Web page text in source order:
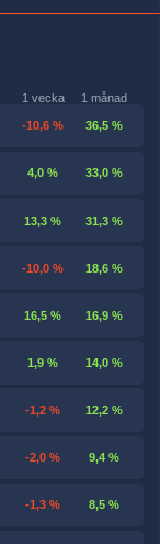
1 vecka 1 månad
-10,6 % 36,5 %
4,0 % 33,0 %
13,3 % 31,3 %
-10,0 % 18,6 %
16,5 % 16,9 %
1,9 % 14,0 %
-1,2 % 12,2 %
-2,0 % 9,4 %
-1,3 % 8,5 %